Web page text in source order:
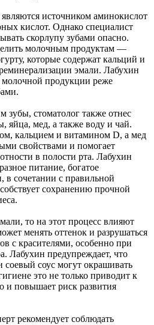
источником аминокислот
кислот. Однако специалист
скорлупу зубами опасно.
молочным продуктам —
которые содержат кальций и
эмали. Лабухин
молочной продукции реже
стоматолог также отнес
яйца, мед, а также воду и чай.
кальцием и витамином D, а мед
свойствами и помогает
в полости рта. Лабухин
питание, богатое
сочетании с правильной
сохранению прочной
то на этот процесс влияют
менять оттенок и разрушаться
с красителями, особенно при
Лабухин предупреждает, что
соус могут окрашивать
это не только приводит к
и повышает риск развития
рекомендует соблюдать